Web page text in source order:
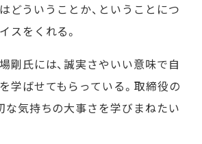
どういうことか、ということにつ
スをくれる。
剛氏には、誠実さやいい意味で自
学ばせてもらっている。取締役の
な気持ちの大事さを学びまねたい